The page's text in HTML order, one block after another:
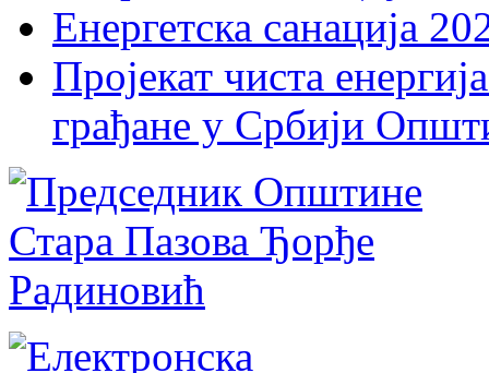
Енергетска санација
Пројекат чиста
грађане у Србији